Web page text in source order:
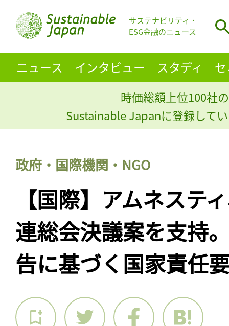
サステナビリティ・
ESG金融のニュース
ニュース インタビュー スタディ
時価総額上位100社
Sustainable Japanに登録して
政府・国際機関・NGO
【国際】アムネステ
連総会決議案を支持
告に基づく国家責任